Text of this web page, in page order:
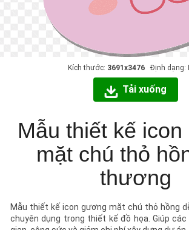
Kích thước: 3691x3476 Định dạng:
Tải xuống
Mẫu thiết kế
mặt chú thỏ
thương
Mẫu thiết kế icon gương mặt chú thỏ hồng
chuyên dụng trong thiết kế đồ họa. Giúp